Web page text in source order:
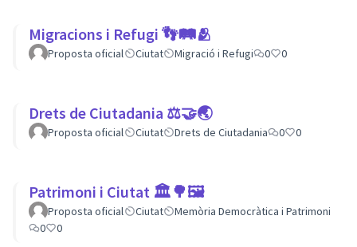
Migracions i Refugi 👣🛤🫂
Proposta oficial Ciutat Migració i Refugi 0 0
Drets de Ciutadania ⚖️🤝🌏
Proposta oficial Ciutat Drets de Ciutadania 0 0
Patrimoni i Ciutat 🏛🌳🖼
Proposta oficial Ciutat
Memòria Democràtica i Patrimoni
0
0